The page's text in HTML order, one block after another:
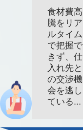
食材費高
騰をリア
ルタイム
で把握で
きず、仕
入れ先と
の交渉機
会を逃し
ている...